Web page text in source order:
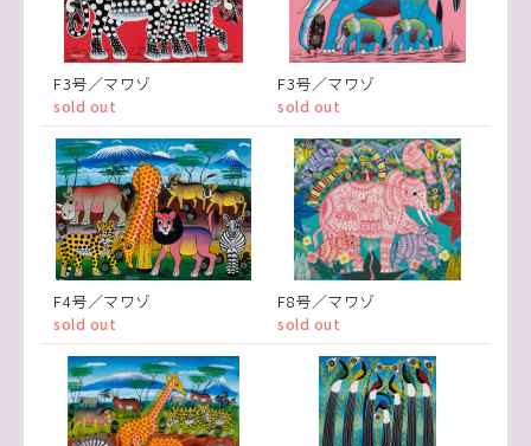
F3号／マワゾ
sold out
F3号／マワゾ
sold out
F4号／マワゾ
sold out
F8号／マワゾ
sold out